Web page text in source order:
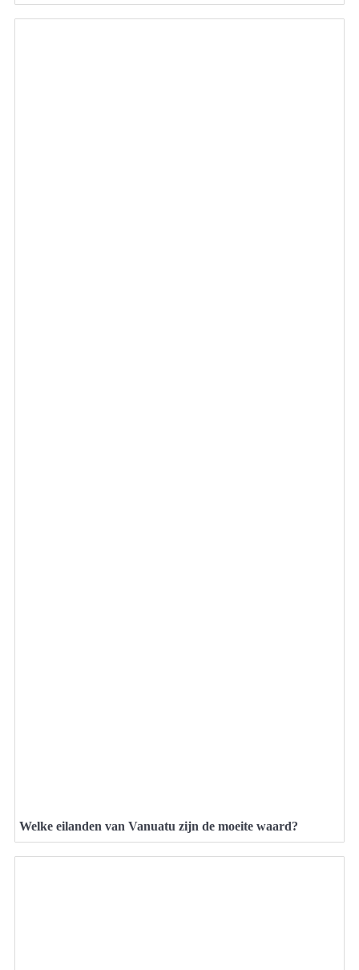
Welke eilanden van Vanuatu zijn de moeite waard?